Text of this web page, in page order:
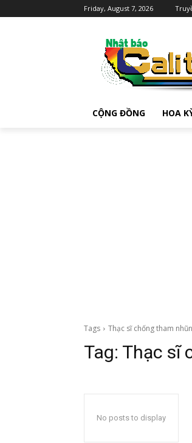
Friday, August 7, 2026
CỘNG ĐỒNG HOA
Tags Thạc sĩ chống tham
Tag: Thạc sĩ
No posts to display